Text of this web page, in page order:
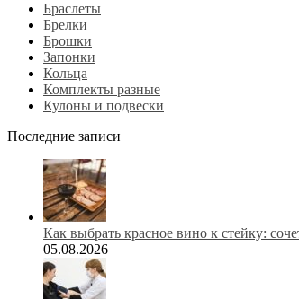
Браслеты
Брелки
Брошки
Запонки
Кольца
Комплекты разные
Кулоны и подвески
Последние записи
Как выбрать красное вино к стейку:
05.08.2026